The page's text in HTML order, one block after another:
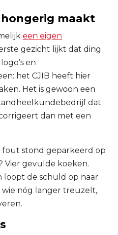
hongerig maakt
een eigen
gezicht lijkt dat ding
en
het CJIB heeft hier
Het is gewoon een
dat
dan met een
fout stond geparkeerd op
Vier gevulde koeken.
loopt de schuld op naar
wie nóg langer treuzelt,